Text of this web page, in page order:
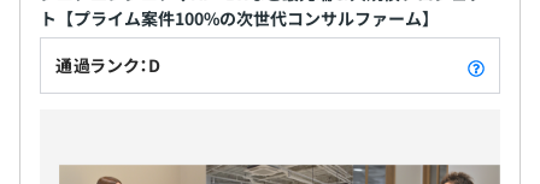
ト【プライム案件100%の次世代コンサルファーム】
通過ランク：D